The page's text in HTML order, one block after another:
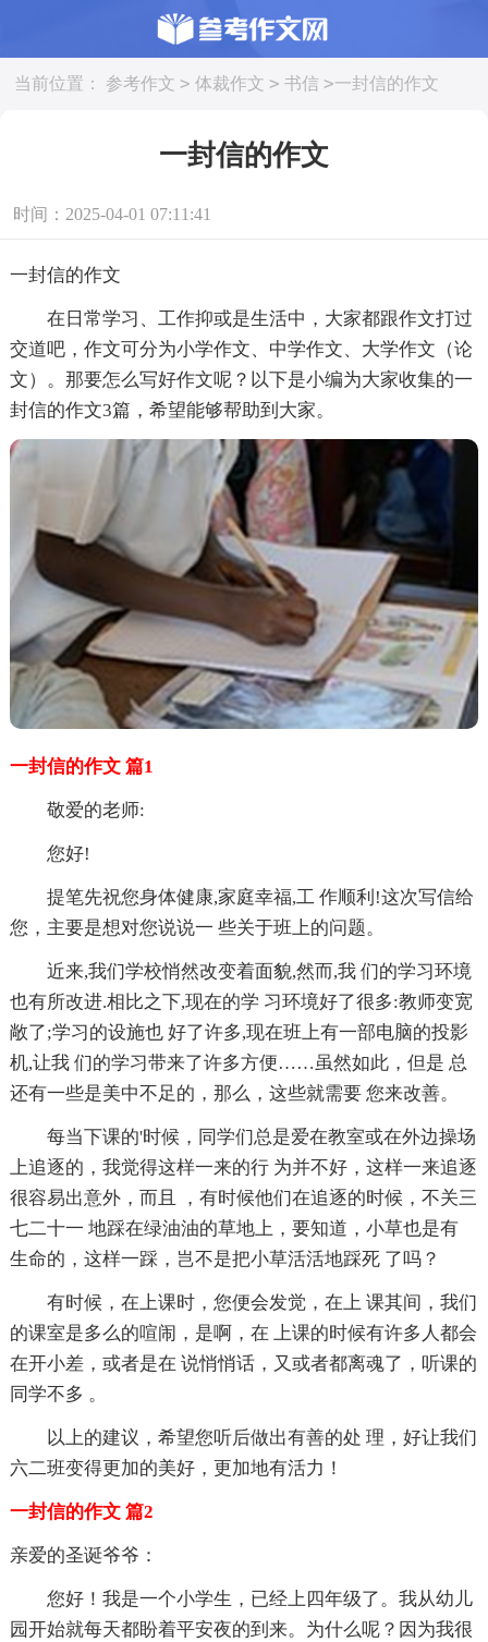
当前位置： 参考作文 > 体裁作文 > 书信 >一封信的作文
一封信的作文
时间：2025-04-01 07:11:41
一封信的作文
在日常学习、工作抑或是生活中，大家都跟作文打过
交道吧，作文可分为小学作文、中学作文、大学作文（论
文）。那要怎么写好作文呢？以下是小编为大家收集的一
封信的作文3篇，希望能够帮助到大家。
一封信的作文 篇1
敬爱的老师:
您好!
提笔先祝您身体健康,家庭幸福,工 作顺利!这次写信给
您，主要是想对您说说一 些关于班上的问题。
近来,我们学校悄然改变着面貌,然而,我 们的学习环境
也有所改进.相比之下,现在的学 习环境好了很多:教师变宽
敞了;学习的设施也 好了许多,现在班上有一部电脑的投影
机,让我 们的学习带来了许多方便……虽然如此，但是 总
还有一些是美中不足的，那么，这些就需要 您来改善。
每当下课的'时候，同学们总是爱在教室或在外边操场
上追逐的，我觉得这样一来的行 为并不好，这样一来追逐
很容易出意外，而且 ，有时候他们在追逐的时候，不关三
七二十一 地踩在绿油油的草地上，要知道，小草也是有
生命的，这样一踩，岂不是把小草活活地踩死 了吗？
有时候，在上课时，您便会发觉，在上 课其间，我们
的课室是多么的喧闹，是啊，在 上课的时候有许多人都会
在开小差，或者是在 说悄悄话，又或者都离魂了，听课的
同学不多 。
以上的建议，希望您听后做出有善的处 理，好让我们
六二班变得更加的美好，更加地有活力！
一封信的作文 篇2
亲爱的圣诞爷爷：
您好！我是一个小学生，已经上四年级了。我从幼儿
园开始就每天都盼着平安夜的到来。为什么呢？因为我很